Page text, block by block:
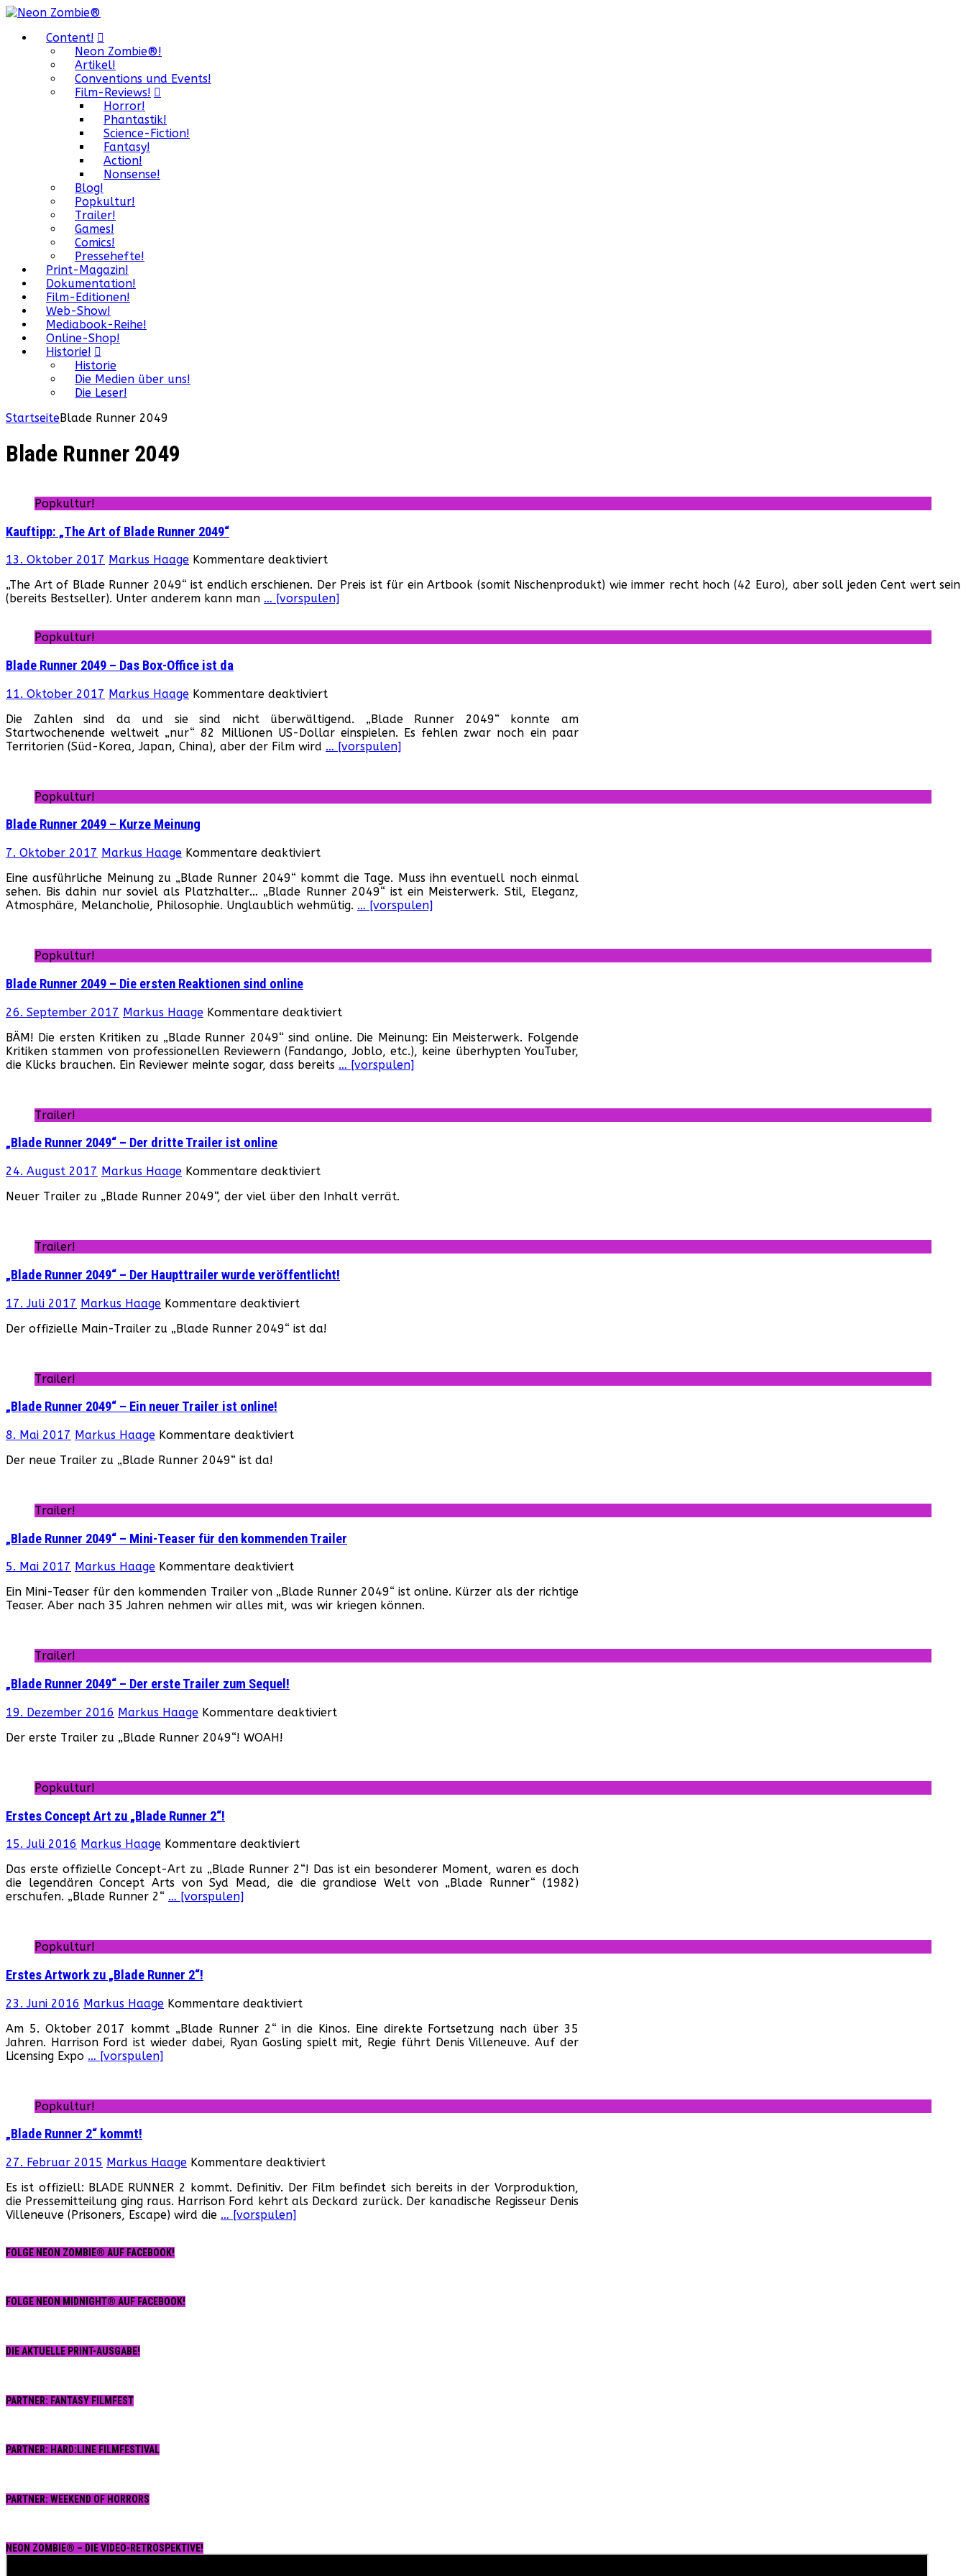
Content!
Neon Zombie®!
Artikel!
Conventions und Events!
Film-Reviews!
Horror!
Phantastik!
Science-Fiction!
Fantasy!
Action!
Nonsense!
Blog!
Popkultur!
Trailer!
Games!
Comics!
Pressehefte!
Print-Magazin!
Dokumentation!
Film-Editionen!
Web-Show!
Mediabook-Reihe!
Online-Shop!
Historie!
Historie
Die Medien über uns!
Die Leser!
StartseiteBlade Runner 2049
Blade Runner 2049
Popkultur!
Kauftipp: „The Art of Blade Runner 2049“
13. Oktober 2017 Markus Haage Kommentare deaktiviertfür
„The
Art
Blade
Runner
„The Art of Blade Runner 2049“ ist endlich erschienen. Der Preis ist für ein Artbook (somit Nischenprodukt) wie immer recht hoch (42 Euro), aber soll jeden Cent wert sein
(bereits Bestseller). Unter anderem kann man … [vorspulen]
Popkultur!
Blade Runner 2049 – Das Box-Office ist da
11. Oktober 2017 Markus Haage Kommentare deaktiviert
Runner
2049
–
Office
ist
Die Zahlen sind da und sie sind nicht überwältigend. „Blade Runner 2049“ konnte am
Startwochenende weltweit „nur“ 82 Millionen US-Dollar einspielen. Es fehlen zwar noch ein paar
Territorien (Süd-Korea, Japan, China), aber der Film wird … [vorspulen]
Popkultur!
Blade Runner 2049 – Kurze Meinung
7. Oktober 2017 Markus Haage Kommentare deaktiviertfür
Runner
2049
–
Eine ausführliche Meinung zu „Blade Runner 2049“ kommt die Tage. Muss ihn eventuell noch einmal
sehen. Bis dahin nur soviel als Platzhalter… „Blade Runner 2049“ ist ein Meisterwerk. Stil, Eleganz,
Atmosphäre, Melancholie, Philosophie. Unglaublich wehmütig. … [vorspulen]
Popkultur!
Blade Runner 2049 – Die ersten Reaktionen sind online
26. September 2017 Markus Haage Kommentare deaktiviert
Runner
2049
–
Reaktionen
sind
BÄM! Die ersten Kritiken zu „Blade Runner 2049“ sind online. Die Meinung: Ein Meisterwerk. Folgende
Kritiken stammen von professionellen Reviewern (Fandango, Joblo, etc.), keine überhypten YouTuber,
die Klicks brauchen. Ein Reviewer meinte sogar, dass bereits … [vorspulen]
Trailer!
„Blade Runner 2049“ – Der dritte Trailer ist online
24. August 2017 Markus Haage Kommentare deaktiviertfür
Runner
Der
dritte
Trailer
ist
Neuer Trailer zu „Blade Runner 2049“, der viel über den Inhalt verrät.
Trailer!
„Blade Runner 2049“ – Der Haupttrailer wurde veröffentlicht!
17. Juli 2017 Markus Haage Kommentare deaktiviert
Runner
Der
Haupttrailer
Der offizielle Main-Trailer zu „Blade Runner 2049“ ist da!
Trailer!
„Blade Runner 2049“ – Ein neuer Trailer ist online!
8. Mai 2017 Markus Haage Kommentare deaktiviertfür
Ein
neuer
Trailer
ist
Der neue Trailer zu „Blade Runner 2049“ ist da!
Trailer!
„Blade Runner 2049“ – Mini-Teaser für den kommenden Trailer
5. Mai 2017 Markus Haage Kommentare deaktiviertfür
Runner
2049“
Teaser
für
Ein Mini-Teaser für den kommenden Trailer von „Blade Runner 2049“ ist online. Kürzer als der richtige
Teaser. Aber nach 35 Jahren nehmen wir alles mit, was wir kriegen können.
Trailer!
„Blade Runner 2049“ – Der erste Trailer zum Sequel!
19. Dezember 2016 Markus Haage Kommentare deaktiviertfür
Der
erste
Der erste Trailer zu „Blade Runner 2049“! WOAH!
Popkultur!
Erstes Concept Art zu „Blade Runner 2“!
15. Juli 2016 Markus Haage Kommentare deaktiviertfür
Concept
Art
2“!
Das erste offizielle Concept-Art zu „Blade Runner 2“! Das ist ein besonderer Moment, waren es doch
die legendären Concept Arts von Syd Mead, die die grandiose Welt von „Blade Runner“ (1982)
erschufen. „Blade Runner 2“ … [vorspulen]
Popkultur!
Erstes Artwork zu „Blade Runner 2“!
23. Juni 2016 Markus Haage Kommentare deaktiviert
Artwork
zu
Am 5. Oktober 2017 kommt „Blade Runner 2“ in die Kinos. Eine direkte Fortsetzung nach über 35
Jahren. Harrison Ford ist wieder dabei, Ryan Gosling spielt mit, Regie führt Denis Villeneuve. Auf der
Licensing Expo … [vorspulen]
Popkultur!
„Blade Runner 2“ kommt!
27. Februar 2015 Markus Haage Kommentare deaktiviertfür
Runner
2“
Es ist offiziell: BLADE RUNNER 2 kommt. Definitiv. Der Film befindet sich bereits in der Vorproduktion,
die Pressemitteilung ging raus. Harrison Ford kehrt als Deckard zurück. Der kanadische Regisseur Denis
Villeneuve (Prisoners, Escape) wird die … [vorspulen]
FOLGE NEON ZOMBIE® AUF FACEBOOK!
FOLGE NEON MIDNIGHT® AUF FACEBOOK!
DIE AKTUELLE PRINT-AUSGABE!
PARTNER: FANTASY FILMFEST
PARTNER: HARD:LINE FILMFESTIVAL
PARTNER: WEEKEND OF HORRORS
NEON ZOMBIE® – DIE VIDEO-RETROSPEKTIVE!